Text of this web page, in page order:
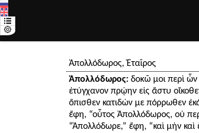
Ἀπολλόδωρος, Ἑταῖρος
Ἀπολλόδωρος:δοκῶ μοι περὶ ὧν
ἐτύγχανον πρῴην εἰς ἄστυ
ὄπισθεν κατιδών με πόρρωθεν
ἔφη, “οὗτος Ἀπολλόδωρος, οὐ
“Ἀπολλόδωρε,” ἔφη, “καὶ μὴν